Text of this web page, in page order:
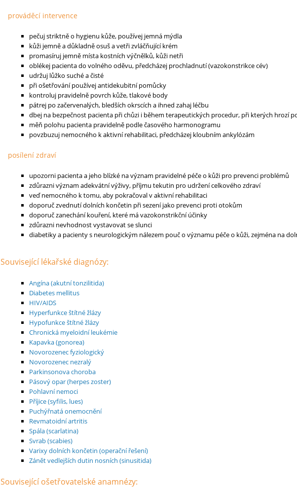
prováděcí intervence
pečuj striktně o hygienu kůže, používej jemná mýdla
kůži jemně a důkladně osuš a vetři zvláčňující krém
promasíruj jemně místa kostních výčnělků, kůži netři
oblékej pacienta do volného oděvu, předcházej prochladnutí (vazokonstrikce cév)
udržuj lůžko suché a čisté
při ošetřování používej antidekubitní pomůcky
kontroluj pravidelně povrch kůže, tlakové body
pátrej po začervenalých, bledších okrscích a ihned zahaj léčbu
dbej na bezpečnost pacienta při chůzi i během terapeutických procedur, při kterých hrozí
měň polohu pacienta pravidelně podle časového harmonogramu
povzbuzuj nemocného k aktivní rehabilitaci, předcházej kloubním ankylózám
posílení zdraví
upozorni pacienta a jeho blízké na význam pravidelné péče o kůži pro prevenci problémů
zdůrazni význam adekvátní výživy, příjmu tekutin pro udržení celkového zdraví
veď nemocného k tomu, aby pokračoval v aktivní rehabilitaci
doporuč zvednutí dolních končetin při sezení jako prevenci proti otokům
doporuč zanechání kouření, které má vazokonstrikční účinky
zdůrazni nevhodnost vystavovat se slunci
diabetiky a pacienty s neurologickým nálezem pouč o významu péče o kůži, zejména na
Související lékařské diagnózy:
Angína (akutní tonzilitida)
Diabetes mellitus
HIV/AIDS
Hyperfunkce štítné žlázy
Hypofunkce štítné žlázy
Chronická myeloidní leukémie
Kapavka (gonorea)
Novorozenec fyziologický
Novorozenec nezralý
Parkinsonova choroba
Pásový opar (herpes zoster)
Pohlavní nemoci
Příjice (syfilis, lues)
Puchýřnatá onemocnění
Revmatoidní artritis
Spála (scarlatina)
Svrab (scabies)
Varixy dolních končetin (operační řešení)
Zánět vedlejších dutin nosních (sinusitida)
Související ošetřovatelské anamnézy: